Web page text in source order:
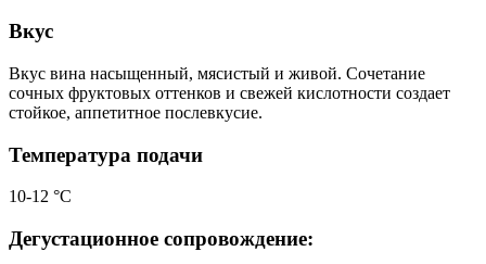
Вкус
Вкус вина насыщенный, мясистый и живой. Сочетание
сочных фруктовых оттенков и свежей кислотности создает
стойкое, аппетитное послевкусие.
Температура подачи
10-12 °С
Дегустационное сопровождение: